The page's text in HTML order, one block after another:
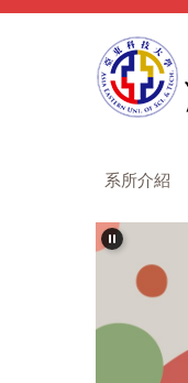
跳
系所介紹